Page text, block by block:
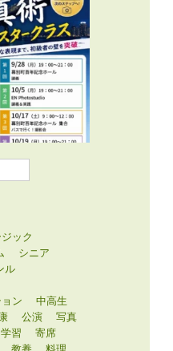
ック
シニア
ル
ン
中高生
公演
写真
学習
寄席